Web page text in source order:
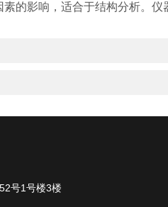
影响，适合于结构分析。仪
号1号楼3楼